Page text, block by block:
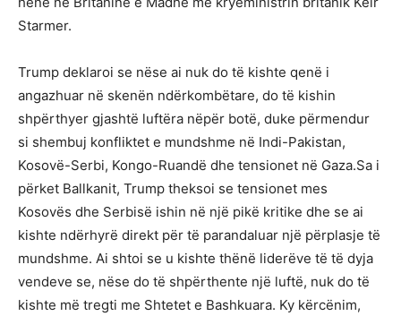
Starmer.
Trump deklaroi se nëse ai nuk do të kishte qenë i
angazhuar në skenën ndërkombëtare, do të kishin
shpërthyer gjashtë luftëra nëpër botë, duke përmendur
si shembuj konfliktet e mundshme në Indi-Pakistan,
Kosovë-Serbi, Kongo-Ruandë dhe tensionet në Gaza.Sa i
përket Ballkanit, Trump theksoi se tensionet mes
Kosovës dhe Serbisë ishin në një pikë kritike dhe se ai
kishte ndërhyrë direkt për të parandaluar një përplasje të
mundshme. Ai shtoi se u kishte thënë liderëve të të dyja
vendeve se, nëse do të shpërthente një luftë, nuk do të
kishte më tregti me Shtetet e Bashkuara. Ky kërcënim,